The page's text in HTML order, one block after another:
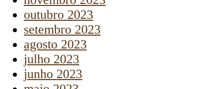
outubro 2023
setembro 2023
agosto 2023
julho 2023
junho 2023